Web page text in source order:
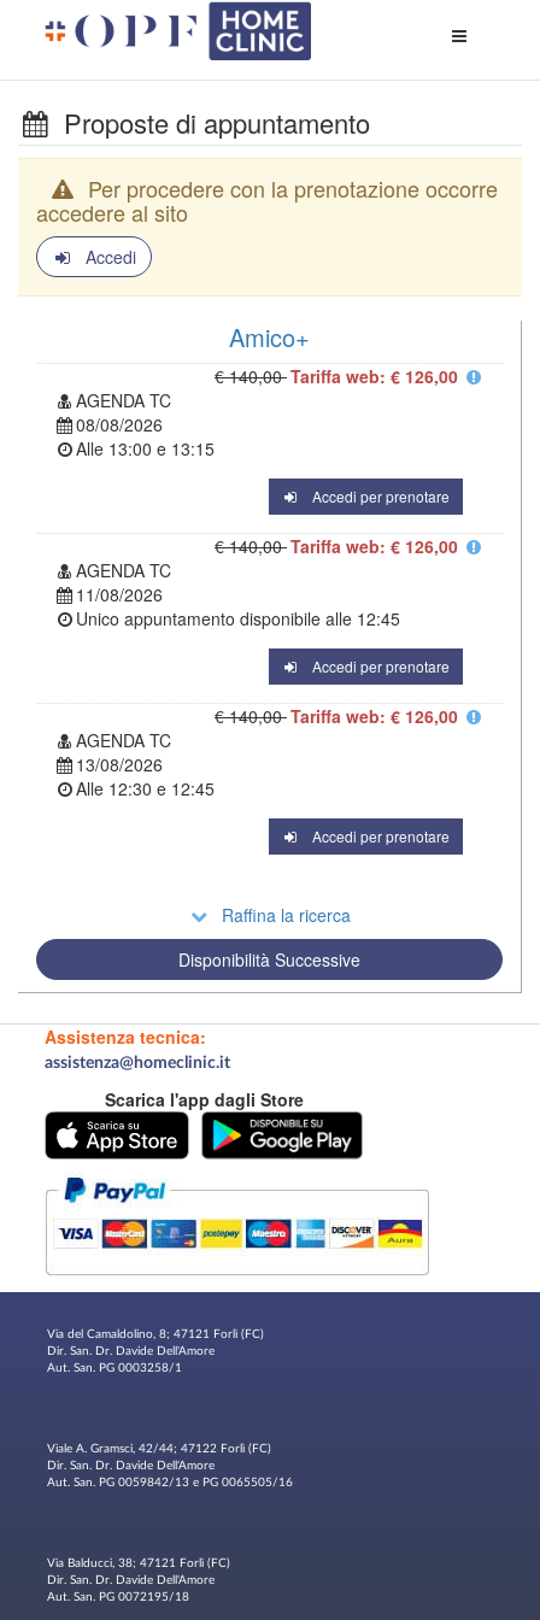
di
Proposte di appuntamento
Per procedere con la prenotazione occorre
accedere al sito
Accedi
Amico+
€ 140,00Tariffa web: € 126,00
AGENDA TC
08/08/2026
Alle 13:00 e 13:15
Accedi per prenotare
€ 140,00Tariffa web: € 126,00
AGENDA TC
11/08/2026
Unico appuntamento disponibile alle 12:45
Accedi per prenotare
€ 140,00Tariffa web: € 126,00
AGENDA TC
13/08/2026
Alle 12:30 e 12:45
Accedi per prenotare
Raffina la ricerca
Disponibilità Successive
Assistenza tecnica:
assistenza@homeclinic.it
Scarica l'app dagli Store
Via del Camaldolino, 8; 47121 Forlì (FC)
Dir. San. Dr. Davide Dell'Amore
Aut. San. PG 0003258/1
Viale A. Gramsci, 42/44; 47122 Forlì (FC)
Dir. San. Dr. Davide Dell'Amore
Aut. San. PG 0059842/13 e PG 0065505/16
Via Balducci, 38; 47121 Forlì (FC)
Dir. San. Dr. Davide Dell'Amore
Aut. San. PG 0072195/18